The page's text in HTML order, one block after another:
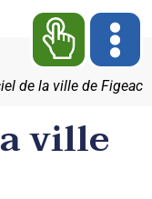
de la ville de Figeac
ville